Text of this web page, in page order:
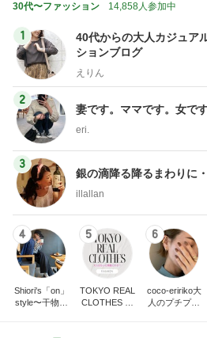
30代〜ファッション 14,858人参加中
1
40代からの大人カジュア
ションブログ
えりん
2
妻です。ママです。女です
eri.
3
銀の滴降る降るまわりに
illallan
4
Shiori's「on」
style〜干物女
5
TOKYO REAL
CLOTHES 大
6
coco-eririko大
人のプチプラ